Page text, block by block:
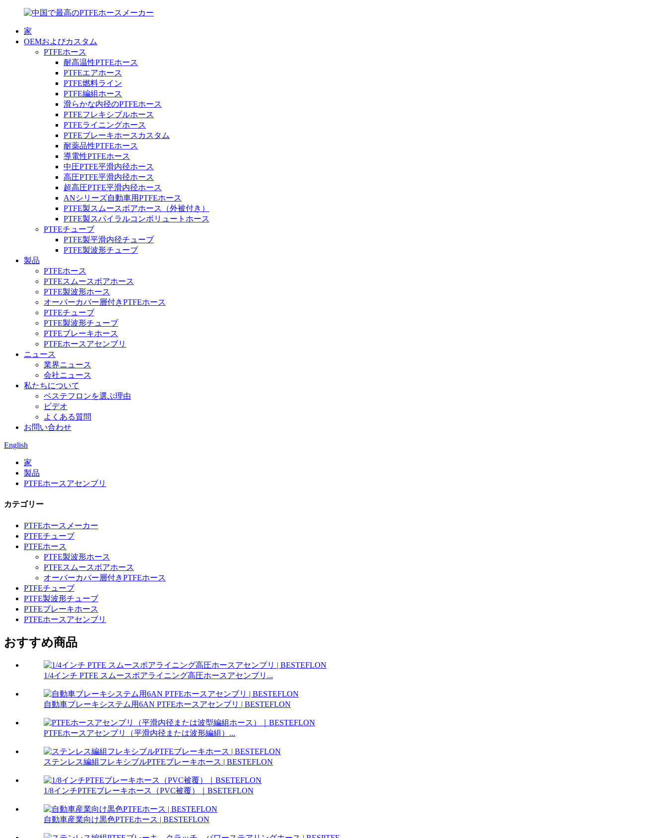
家
OEMおよびカスタム
PTFEホース
耐高温性PTFEホース
PTFEエアホース
PTFE燃料ライン
PTFE編組ホース
滑らかな内径のPTFEホース
PTFEフレキシブルホース
PTFEライニングホース
PTFEブレーキホースカスタム
耐薬品性PTFEホース
導電性PTFEホース
中圧PTFE平滑内径ホース
高圧PTFE平滑内径ホース
超高圧PTFE平滑内径ホース
ANシリーズ自動車用PTFEホース
PTFE製スムースボアホース（外被付き）
PTFE製スパイラルコンボリュートホース
PTFEチューブ
PTFE製平滑内径チューブ
PTFE製波形チューブ
製品
PTFEホース
PTFEスムースボアホース
PTFE製波形ホース
オーバーカバー層付きPTFEホース
PTFEチューブ
PTFE製波形チューブ
PTFEブレーキホース
PTFEホースアセンブリ
ニュース
業界ニュース
会社ニュース
私たちについて
ベステフロンを選ぶ理由
ビデオ
よくある質問
お問い合わせ
English
家
製品
PTFEホースアセンブリ
カテゴリー
PTFEホースメーカー
PTFEチューブ
PTFEホース
PTFE製波形ホース
PTFEスムースボアホース
オーバーカバー層付きPTFEホース
PTFEチューブ
PTFE製波形チューブ
PTFEブレーキホース
PTFEホースアセンブリ
おすすめ商品
1/4インチ PTFE スムースボアライニング高圧ホースアセンブリ...
自動車ブレーキシステム用6AN PTFEホースアセンブリ | BESTEFLON
PTFEホースアセンブリ（平滑内径または波形編組）...
ステンレス編組フレキシブルPTFEブレーキホース | BESTEFLON
1/8インチPTFEブレーキホース（PVC被覆）｜BSETEFLON
自動車産業向け黒色PTFEホース | BESTEFLON